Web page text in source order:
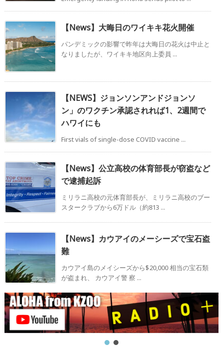
【News】大晦日のワイキキ花火開催
パンデミックの影響で昨年は大晦日の花火は中止と
なりましたが、ワイキキ地区向上委員 ...
【NEWS】ジョンソンアンドジョンソ
ン」のワクチン承認されれば1、2週間で
ハワイにも
First vials of single-dose COVID vaccine ...
【News】公立高校の体育部長が窃盗など
で逮捕起訴
ミリラニ高校の元体育部長が、ミリラニ高校のブー
スタークラブから6万ドル（約813 ...
【News】カウアイのメーシーズで宝石盗
難
カウアイ島のメイシーズから$20,000 相当の宝石類
が盗まれ、 カウアイ警 察 ...